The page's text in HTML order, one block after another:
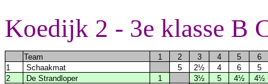
Koedijk 2 - 3e klasse B
Team 1 2 3 4 5
6
1
Schaakmat 5 2½ 4 6
5
2
De Strandloper 1 3½ 5 4½
4½